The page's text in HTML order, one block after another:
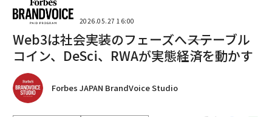
2026.05.27 16:00
Web3は社会実装のフェーズへ――ステーブル
コイン、DeSci、RWAが実態経済を動かす
Forbes JAPAN BrandVoice Studio